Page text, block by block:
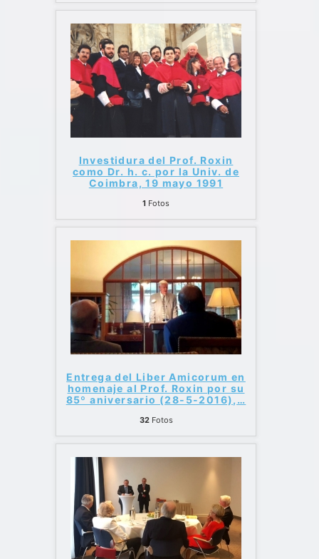
Investidura del Prof. Roxin
como Dr. h. c. por la Univ. de
Coimbra, 19 mayo 1991
1 Fotos
Entrega del Liber Amicorum en
homenaje al Prof. Roxin por su
85º aniversario (28-5-2016), …
32Fotos